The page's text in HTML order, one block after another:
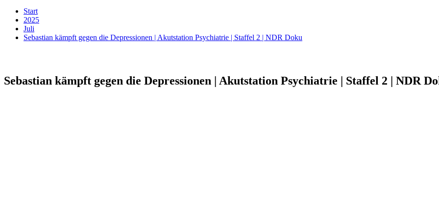
Start
2025
Juli
Sebastian kämpft gegen die Depressionen | Akutstation Psychiatrie | Staffel 2 | NDR Doku
Sebastian kämpft gegen die Depressionen | Akutstation Psychiatrie | Staffel 2 | NDR